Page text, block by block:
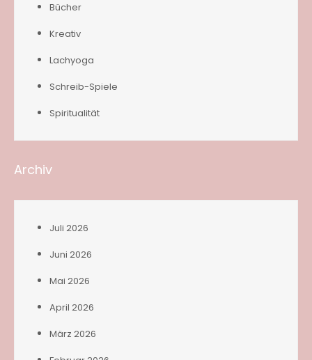
Bücher
Kreativ
Lachyoga
Schreib-Spiele
Spiritualität
Archiv
Juli 2026
Juni 2026
Mai 2026
April 2026
März 2026